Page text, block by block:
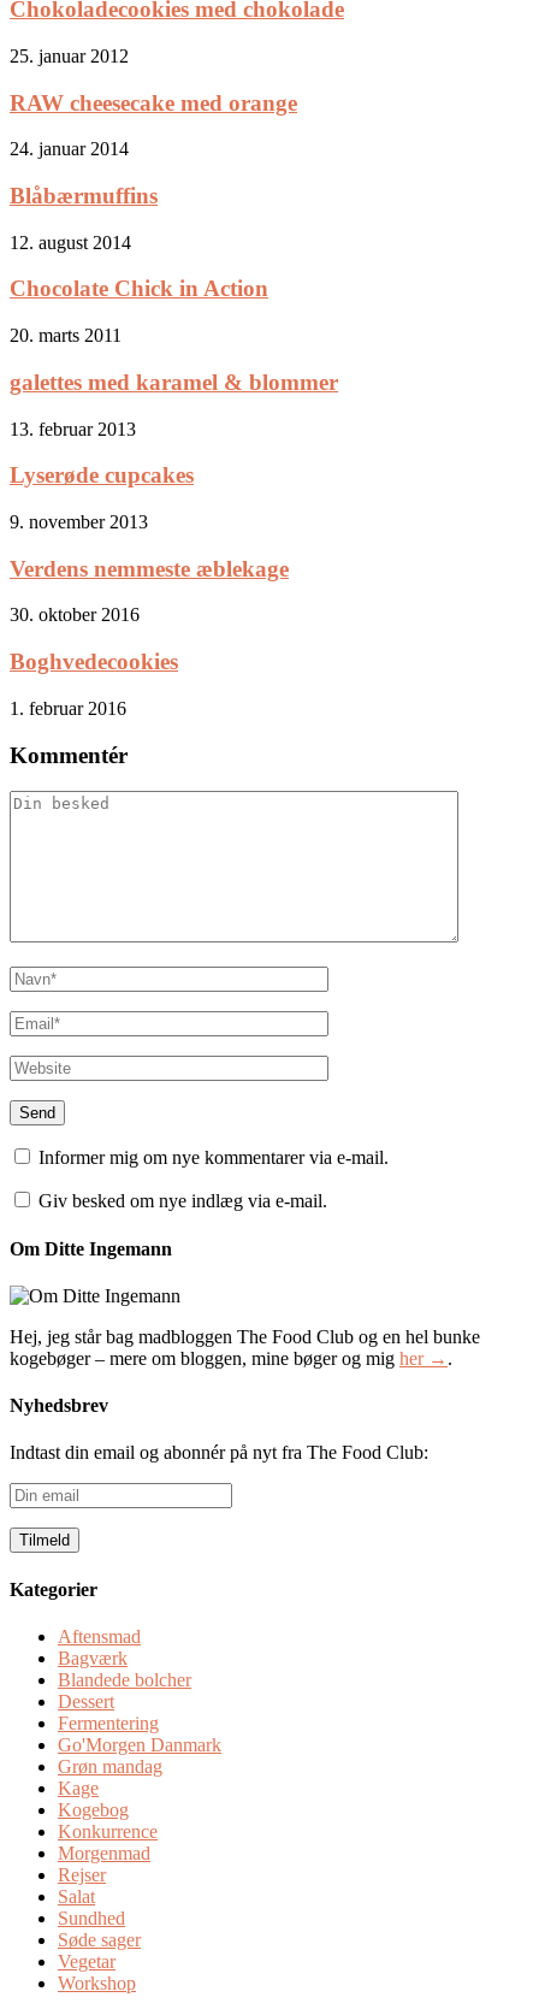
Chokoladecookies med chokolade
25. januar 2012
RAW cheesecake med orange
24. januar 2014
Blåbærmuffins
12. august 2014
Chocolate Chick in Action
20. marts 2011
galettes med karamel & blommer
13. februar 2013
Lyserøde cupcakes
9. november 2013
Verdens nemmeste æblekage
30. oktober 2016
Boghvedecookies
1. februar 2016
Kommentér
Informer mig om nye kommentarer via e-mail.
Giv besked om nye indlæg via e-mail.
Om Ditte Ingemann
Hej, jeg står bag madbloggen The Food Club og en hel bunke
kogebøger – mere om bloggen, mine bøger og mig her → .
Nyhedsbrev
Indtast din email og abonnér på nyt fra The Food Club:
Din
email
Kategorier
Aftensmad
Bagværk
Blandede bolcher
Dessert
Fermentering
Go'Morgen Danmark
Grøn mandag
Kage
Kogebog
Konkurrence
Morgenmad
Rejser
Salat
Sundhed
Søde sager
Vegetar
Workshop